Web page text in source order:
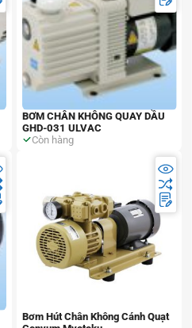
BƠM CHÂN KHÔNG QUAY DẦU
GHD-031 ULVAC
Còn hàng
Bơm Hút Chân Không Cánh Quạt